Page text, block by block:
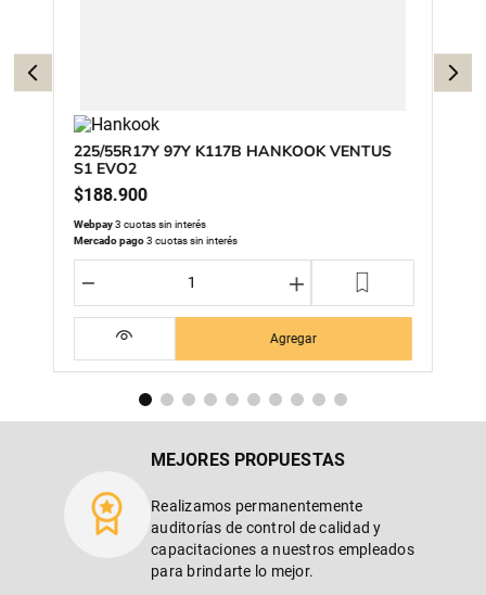
225/55R17Y 97Y K117B HANKOOK VENTUS
S1 EVO2
$188.900
Webpay3 cuotas sin interés
Mercado pago3 cuotas sin interés
＋
－
Agregar
MEJORES PROPUESTAS
Realizamos permanentemente
auditorías de control de calidad y
capacitaciones a nuestros empleados
para brindarte lo mejor.